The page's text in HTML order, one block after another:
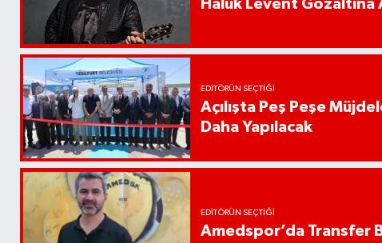
Haluk Levent Gözaltına
EDITÖRÜN SEÇTIĞI
Açılışta Peş Peşe
Daha Yapılacak
EDITÖRÜN SEÇTIĞI
Amedspor’da Transfer